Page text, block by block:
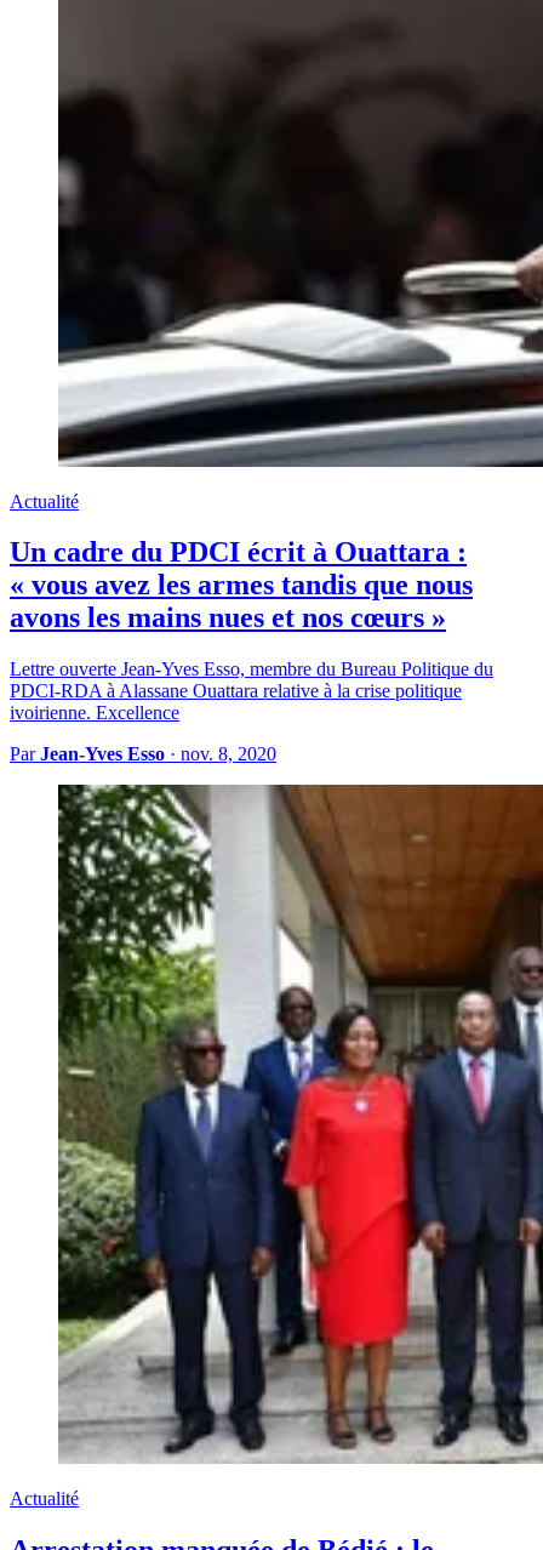
Actualité
Un cadre du PDCI écrit à Ouattara :
« vous avez les armes tandis que nous
avons les mains nues et nos cœurs »
Lettre ouverte Jean-Yves Esso, membre du Bureau Politique du
PDCI-RDA à Alassane Ouattara relative à la crise politique
ivoirienne. Excellence
ParJean-Yves Esso · nov. 8, 2020
Actualité